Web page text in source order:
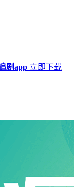
剧app 立即下载